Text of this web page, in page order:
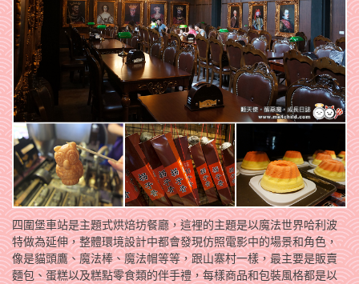
四圍堡車站是主題式烘焙坊餐廳，這裡的主題是以魔法世界哈利波
特做為延伸，整體環境設計中都會發現仿照電影中的場景和角色，
像是貓頭鷹、魔法棒、魔法帽等等，跟山寨村一樣，最主要是販賣
麵包、蛋糕以及糕點零食類的伴手禮，每樣商品和包裝風格都是以